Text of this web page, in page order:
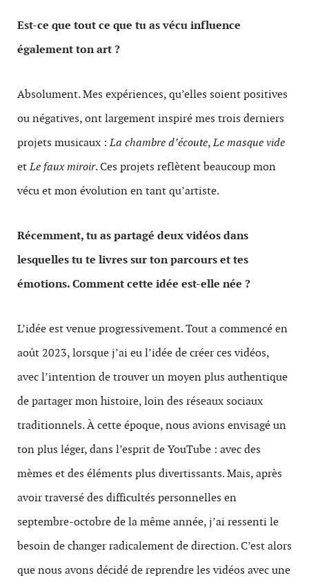
Est-ce que tout ce que tu as vécu influence
également ton art ?
Absolument. Mes expériences, qu’elles soient positives
ou négatives, ont largement inspiré mes trois derniers
projets musicaux :La chambre d’écoute,Le masque vide
etLe faux miroir. Ces projets reflètent beaucoup mon
vécu et mon évolution en tant qu’artiste.
Récemment, tu as partagé deux vidéos dans
lesquelles tu te livres sur ton parcours et tes
émotions. Comment cette idée est-elle née ?
L’idée est venue progressivement. Tout a commencé en
août 2023, lorsque j’ai eu l’idée de créer ces vidéos,
avec l’intention de trouver un moyen plus authentique
de partager mon histoire, loin des réseaux sociaux
traditionnels. À cette époque, nous avions envisagé un
ton plus léger, dans l’esprit de YouTube : avec des
mèmes et des éléments plus divertissants. Mais, après
avoir traversé des difficultés personnelles en
septembre-octobre de la même année, j’ai ressenti le
besoin de changer radicalement de direction. C’est alors
que nous avons décidé de reprendre les vidéos avec une